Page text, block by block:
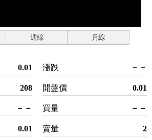
週線 月線
0.01
208
－－
0.01
漲跌 －－
開盤價 0.01
買量 －－
賣量 2